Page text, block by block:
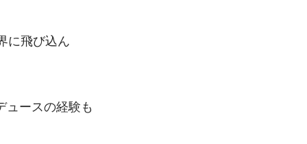
に飛び込ん
ュースの経験も